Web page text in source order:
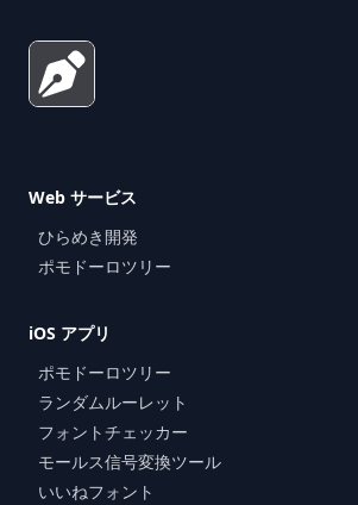
Web サービス
ひらめき開発
ポモドーロツリー
iOS アプリ
ポモドーロツリー
ランダムルーレット
フォントチェッカー
モールス信号変換ツール
いいねフォント